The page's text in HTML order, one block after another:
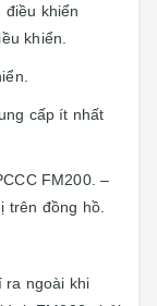
điều khiển
khiển.
cấp ít nhất
FM200. –
trên đồng hồ.
ra ngoài khi